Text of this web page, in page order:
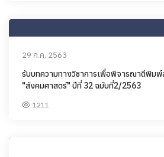
29 ก.ค. 2563
รับบทความทางวิชาการเพื่อพิจารณาตีพิมพ์
"สังคมศาสตร์" ปีที่ 32 ฉบับที่2/2563
1211